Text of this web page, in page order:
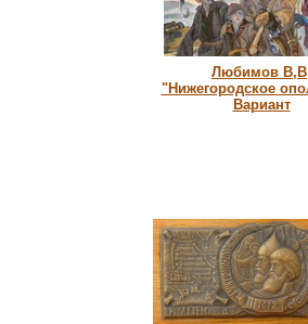
Любимов
"Нижегородское
Вариант